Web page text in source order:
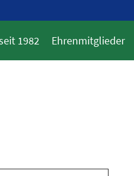
1982 Ehrenmitglieder